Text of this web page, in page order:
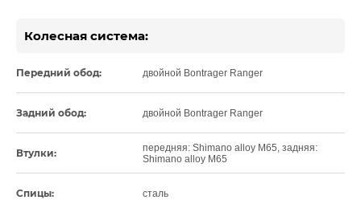
Колесная система:
Передний обод: двойной Bontrager Ranger
Задний обод: двойной Bontrager Ranger
Втулки:
передняя: Shimano alloy M65, задняя:
Shimano alloy M65
Спицы: сталь